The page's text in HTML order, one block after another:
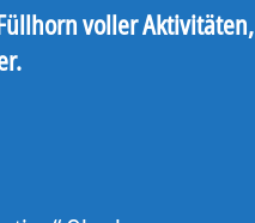
voller Aktivitäten,